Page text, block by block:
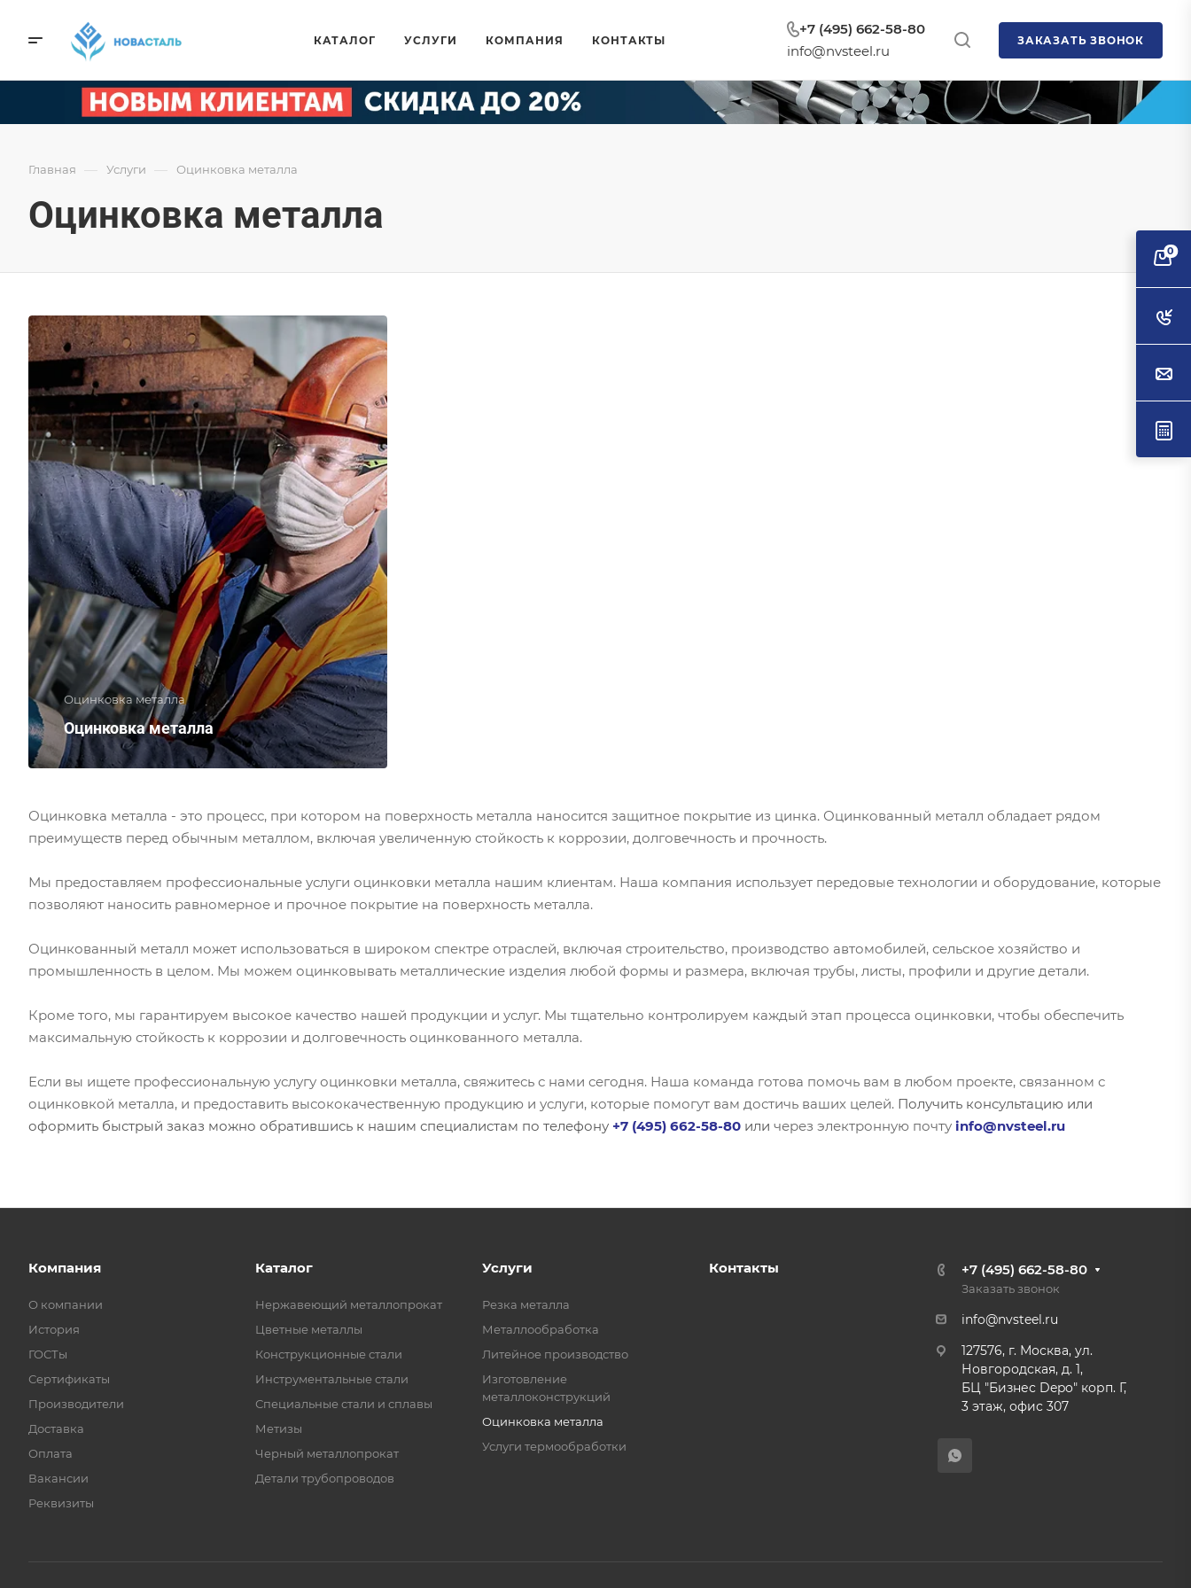
КАТАЛОГ УСЛУГИ КОМПАНИЯ КОНТАКТЫ
+7 (495) 662-58-80
info@nvsteel.ru
ЗАКАЗАТЬ ЗВОНОК
Главная — Услуги — Оцинковка металла
Оцинковка металла
Оцинковка металла
Оцинковка металла
Оцинковка металла - это процесс, при котором на поверхность металла наносится защитное покрытие из цинка. Оцинкованный металл обладает рядом
преимуществ перед обычным металлом, включая увеличенную стойкость к коррозии, долговечность и прочность.
Мы предоставляем профессиональные услуги оцинковки металла нашим клиентам. Наша компания использует передовые технологии и оборудование, которые
позволяют наносить равномерное и прочное покрытие на поверхность металла.
Оцинкованный металл может использоваться в широком спектре отраслей, включая строительство, производство автомобилей, сельское хозяйство и
промышленность в целом. Мы можем оцинковывать металлические изделия любой формы и размера, включая трубы, листы, профили и другие детали.
Кроме того, мы гарантируем высокое качество нашей продукции и услуг. Мы тщательно контролируем каждый этап процесса оцинковки, чтобы обеспечить
максимальную стойкость к коррозии и долговечность оцинкованного металла.
Если вы ищете профессиональную услугу оцинковки металла, свяжитесь с нами сегодня. Наша команда готова помочь вам в любом проекте, связанном с
оцинковкой металла, и предоставить высококачественную продукцию и услуги, которые помогут вам достичь ваших целей. Получить консультацию или
оформить быстрый заказ можно обратившись к нашим специалистам по телефону +7 (495) 662-58-80 или через электронную почту info@nvsteel.ru
Компания
О компании
История
ГОСТы
Сертификаты
Производители
Доставка
Оплата
Вакансии
Реквизиты
Каталог
Нержавеющий металлопрокат
Цветные металлы
Конструкционные стали
Инструментальные стали
Специальные стали и сплавы
Метизы
Черный металлопрокат
Детали трубопроводов
Услуги
Резка металла
Металлообработка
Литейное производство
Изготовление
металлоконструкций
Оцинковка металла
Услуги термообработки
Контакты +7 (495) 662-58-80
Заказать звонок
info@nvsteel.ru
127576, г. Москва, ул.
Новгородская, д. 1,
БЦ "Бизнес Depo" корп. Г,
3 этаж, офис 307
0